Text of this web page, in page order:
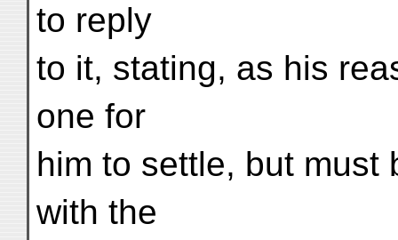
to reply
to it, stating, as his
one for
him to settle, but must
with the